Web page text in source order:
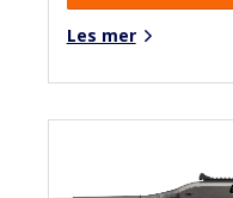
Les mer